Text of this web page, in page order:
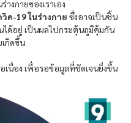
งกายของเราเอง
ด-19 ในร่างกาย ซึ่งอาจเป็นชิ้น
ได้อยู่ เป็นผลไปกระตุ้นภูมิคุ้มกัน
กิดขึ้น
เนื่อง เพื่อรอข้อมูลที่ชัดเจนยิ่งขึ้น